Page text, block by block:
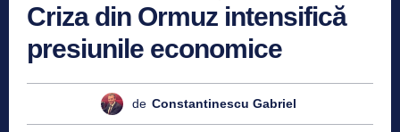
Criza din Ormuz intensifică
presiunile economice
de Constantinescu Gabriel